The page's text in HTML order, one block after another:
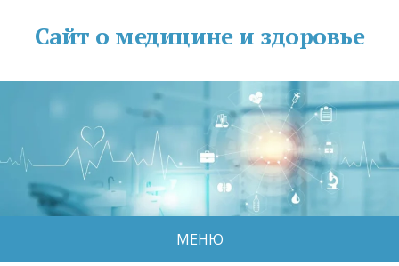
Сайт о медицине и здоровье
МЕНЮ